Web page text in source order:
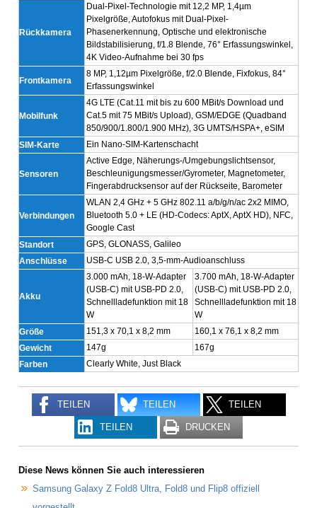
Rückkamera
Dual-Pixel-Technologie mit 12,2 MP, 1,4µm
Pixelgröße, Autofokus mit Dual-Pixel-
Phasenerkennung, Optische und elektronische
Bildstabilisierung, f/1.8 Blende, 76° Erfassungswinkel,
4K Video-Aufnahme bei 30 fps
Frontkamera
8 MP, 1,12µm Pixelgröße, f/2.0 Blende, Fixfokus, 84°
Erfassungswinkel
Mobilfunk
4G LTE (Cat.11 mit bis zu 600 MBit/s Download und
Cat.5 mit 75 MBit/s Upload), GSM/EDGE (Quadband
850/900/1.800/1.900 MHz), 3G UMTS/HSPA+, eSIM
SIM-Karte
Ein Nano-SIM-Kartenschacht
Sensoren
Active Edge, Näherungs-/Umgebungslichtsensor,
Beschleunigungsmesser/Gyrometer, Magnetometer,
Fingerabdrucksensor auf der Rückseite, Barometer
Verbindungen
WLAN 2,4 GHz + 5 GHz 802.11 a/b/g/n/ac 2x2 MIMO,
Bluetooth 5.0 + LE (HD-Codecs: AptX, AptX HD), NFC,
Google Cast
Standort
GPS, GLONASS, Galileo
Anschlüsse
USB-C USB 2.0, 3,5-mm-Audioanschluss
Akku
3.000 mAh, 18-W-Adapter
(USB-C) mit USB-PD 2.0,
Schnellladefunktion mit 18
W
3.700 mAh, 18-W-Adapter
(USB-C) mit USB-PD 2.0,
Schnellladefunktion mit 18
W
Größe
151,3 x 70,1 x 8,2 mm
160,1 x 76,1 x 8,2 mm
Gewicht
147g
167g
Farben
Clearly White, Just Black
TEILEN TEILEN TEILEN
TEILEN DRUCKEN
Diese News können Sie auch interessieren
Samsung Galaxy Z Fold8 Ultra, Fold8 und Flip8 offiziell